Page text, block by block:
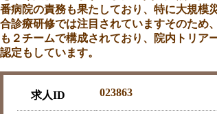
番病院の責務も果たしており、特に大規模
合診療研修では注目されていますそのため
も２チームで構成されており、院内トリア
認定もしています。
求人ID 023863